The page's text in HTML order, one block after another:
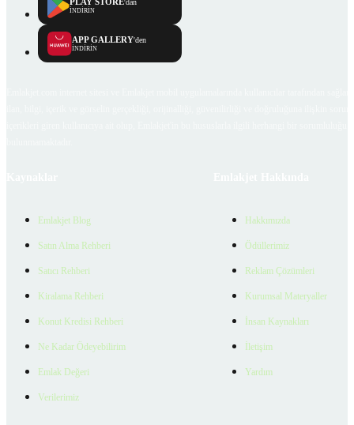
'dan
İNDİRİN
APP GALLERY'den
İNDİRİN
Emlakjet Blog
Satın Alma Rehberi
Satıcı Rehberi
Kiralama Rehberi
Konut Kredisi Rehberi
Ne Kadar Ödeyebilirim
Emlak Değeri
Verilerimiz
Hakkımızda
Ödüllerimiz
Reklam Çözümleri
Kurumsal Materyaller
İnsan Kaynakları
İletişim
Yardım